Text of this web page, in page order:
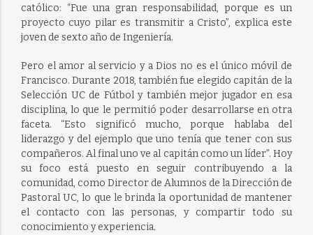
católico: “Fue una gran responsabilidad, porque es un
proyecto cuyo pilar es transmitir a Cristo”, explica este
joven de sexto año de Ingeniería.
Pero el amor al servicio y a Dios no es el único móvil de
Francisco. Durante 2018, también fue elegido capitán de la
Selección UC de Fútbol y también mejor jugador en esa
disciplina, lo que le permitió poder desarrollarse en otra
faceta. “Esto significó mucho, porque hablaba del
liderazgo y del ejemplo que uno tenía que tener con sus
compañeros. Al final uno ve al capitán como un líder”. Hoy
su foco está puesto en seguir contribuyendo a la
comunidad, como Director de Alumnos de la Dirección de
Pastoral UC, lo que le brinda la oportunidad de mantener
el contacto con las personas, y compartir todo su
conocimiento y experiencia.